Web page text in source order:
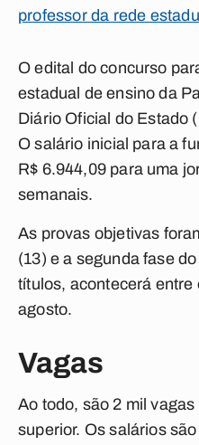
professor da rede
O edital do concurso
estadual de ensino da
Diário Oficial do Estado
O salário inicial para a
R$ 6.944,09 para uma
semanais.
As provas objetivas
(13) e a segunda fase
títulos, acontecerá entre
agosto.
Vagas
Ao todo, são 2 mil vagas
superior. Os salários